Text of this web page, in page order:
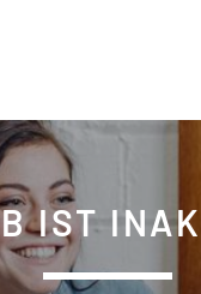
IST